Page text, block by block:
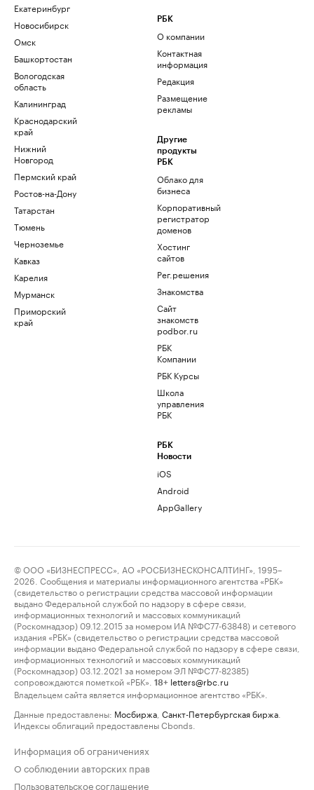
Екатеринбург
Новосибирск
Омск
Башкортостан
Вологодская
область
Калининград
Краснодарский
край
Нижний
Новгород
Пермский край
Ростов-на-Дону
Татарстан
Тюмень
Черноземье
Кавказ
Карелия
Мурманск
Приморский
край
РБК
О компании
Контактная
информация
Редакция
Размещение
рекламы
Другие
продукты
РБК
Облако для
бизнеса
Корпоративный
регистратор
доменов
Хостинг
сайтов
Рег.решения
Знакомства
Сайт
знакомств
podbor.ru
РБК
Компании
РБК Курсы
Школа
управления
РБК
РБК
Новости
iOS
Android
AppGallery
© ООО «БИЗНЕСПРЕСС», АО «РОСБИЗНЕСКОНСАЛТИНГ», 1995–
2026. Сообщения и материалы информационного агентства «РБК»
(свидетельство о регистрации средства массовой информации
выдано Федеральной службой по надзору в сфере связи,
информационных технологий и массовых коммуникаций
(Роскомнадзор) 09.12.2015 за номером ИА №ФС77-63848) и сетевого
издания «РБК» (свидетельство о регистрации средства массовой
информации выдано Федеральной службой по надзору в сфере связи,
информационных технологий и массовых коммуникаций
(Роскомнадзор) 03.12.2021 за номером ЭЛ №ФС77-82385)
сопровождаются пометкой «РБК».
18+ letters@rbc.ru
Владельцем сайта является информационное агентство «РБК».
Данные предоставлены: Мосбиржа Санкт-Петербургская биржа
Индексы облигаций предоставлены Cbonds.
Информация об ограничениях
О соблюдении авторских прав
Пользовательское соглашение